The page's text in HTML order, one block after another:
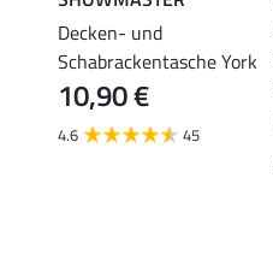
Decken- und
Schabrackentasche York
10,90 €
4.6 45